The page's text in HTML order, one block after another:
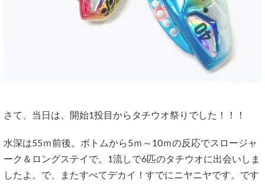
さて、当日は、開始1投目からタチウオ祭りでした！！！
水深は55ｍ前後。ボトムから5ｍ～10ｍの反応でスロージャ
ーク＆ロングステイで。1流しで6匹のタチウオに出会いしま
したよ。で、またすべてデカイ！すでにニヤニヤです。です